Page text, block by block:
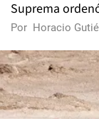
Suprema
Por Horacio